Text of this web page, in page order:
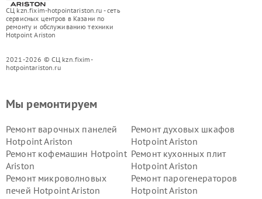
СЦ kzn.fixim-hotpointariston.ru - сеть
сервисных центров в Казани по
ремонту и обслуживанию техники
Hotpoint Ariston
2021-2026 © СЦ kzn.fixim-
hotpointariston.ru
Мы ремонтируем
Ремонт варочных панелей
Hotpoint Ariston
Ремонт духовых шкафов
Hotpoint Ariston
Ремонт кофемашин Hotpoint
Ariston
Ремонт кухонных плит
Hotpoint Ariston
Ремонт микроволновых
печей Hotpoint Ariston
Ремонт парогенераторов
Hotpoint Ariston